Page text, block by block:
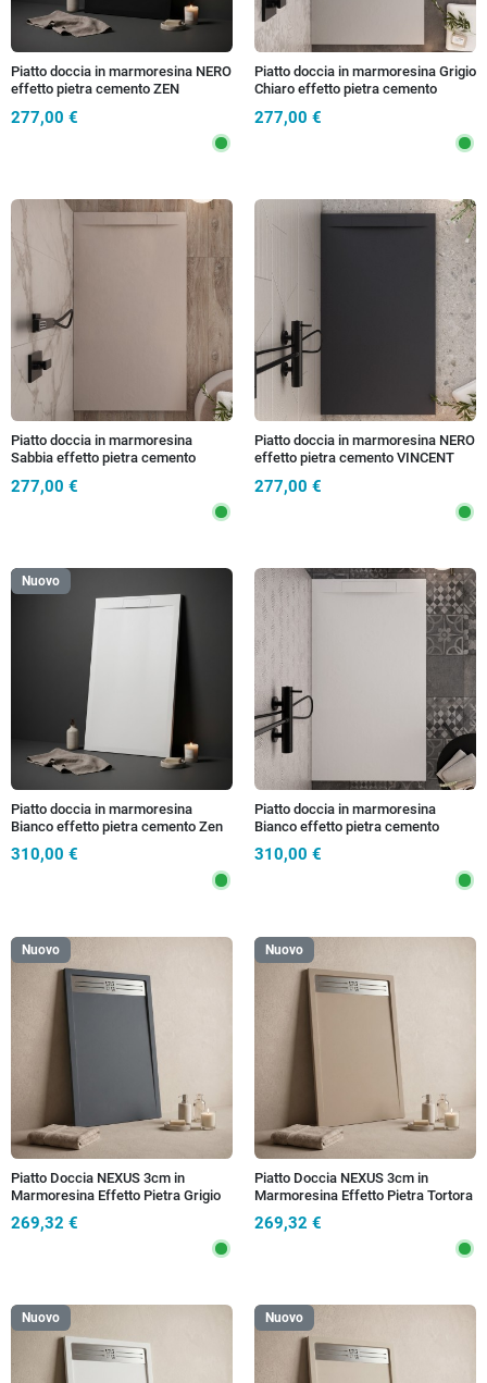
Piatto doccia in marmoresina NERO
effetto pietra cemento ZEN
277,00 €
Piatto doccia in marmoresina Grigio
Chiaro effetto pietra cemento
277,00 €
Piatto doccia in marmoresina
Sabbia effetto pietra cemento
277,00 €
Piatto doccia in marmoresina NERO
effetto pietra cemento VINCENT
277,00 €
Nuovo
Piatto doccia in marmoresina
Bianco effetto pietra cemento Zen
310,00 €
Piatto doccia in marmoresina
Bianco effetto pietra cemento
310,00 €
Nuovo
Piatto Doccia NEXUS 3cm in
Marmoresina Effetto Pietra Grigio
269,32 €
Nuovo
Piatto Doccia NEXUS 3cm in
Marmoresina Effetto Pietra Tortora
269,32 €
Nuovo Nuovo